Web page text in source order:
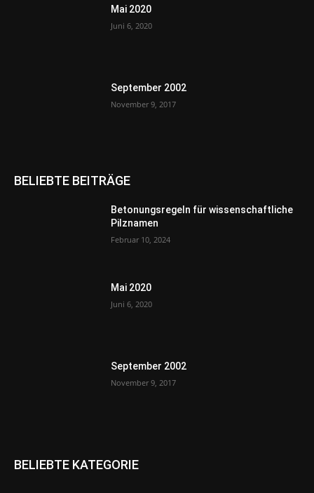
Mai 2020
Juni 6, 2020
September 2002
November 9, 2017
BELIEBTE BEITRÄGE
Betonungsregeln für wissenschaftliche
Pilznamen
Februar 10, 2024
Mai 2020
Juni 6, 2020
September 2002
November 9, 2017
BELIEBTE KATEGORIE